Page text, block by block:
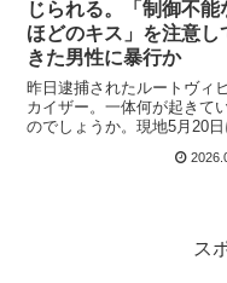
じられる。「制御不能
ほどのキス」を注意し
きた男性に暴行か
昨日逮捕されたルートヴィ
カイザー。一体何が起きて
のでしょうか。現地5月20日
により逮捕されたカイザー
が「制御不能なほどの激し
ス」をしているエレベーター
ス